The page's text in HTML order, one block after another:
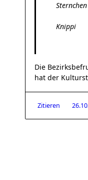
Knippi
Die
hat der
Zitieren